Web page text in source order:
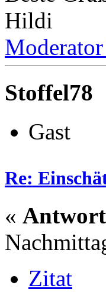
Hildi
Stoffel78
Gast
Re:
«
Zitat